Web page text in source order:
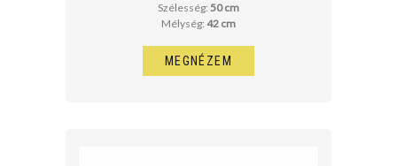
Szélesség: 50 cm
Mélység: 42 cm
MEGNÉZEM